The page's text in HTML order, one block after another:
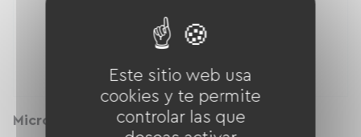
Micro sans fil x2 JBL - WIRELESSMIC
Este sitio web usa
cookies y te permite
controlar las que